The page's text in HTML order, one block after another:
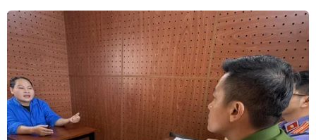
Dịch COVID-19: Anh hủy hợp đồng mua
vaccine của công ty Valneva
13/09/2021 11:02
Chính phủ Anh đã hủy hợp đồng 100 triệu liều vaccine
của công ty Valneva với cáo buộc phía Valneva vi phạm